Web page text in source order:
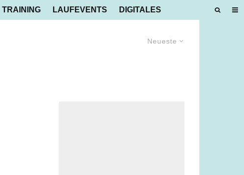
TRAINING LAUFEVENTS DIGITALES
Neueste